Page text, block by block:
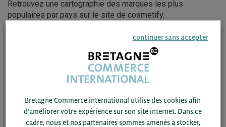
Retrouvez une cartographie des marques les plus
populaires par pays sur le site de cosmetify.
ACCÉDEZ À LA RESSOURCE
continuer sans accepter
Bretagne Commerce international utilise des cookies afin
d’améliorer votre expérience sur son site internet. Dans ce
cadre, nous et nos partenaires sommes amenés à stocker,